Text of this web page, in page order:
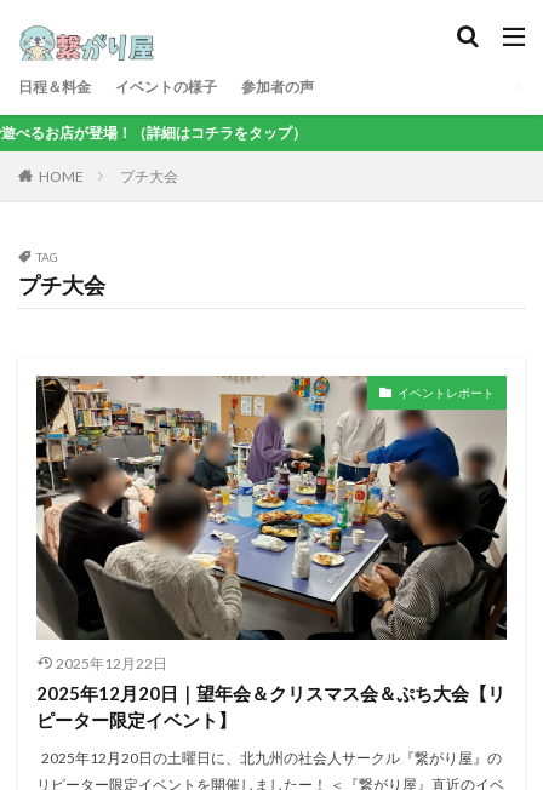
日程＆料金 イベントの様子 参加者の声
が登場！（詳細はコチラをタップ）
HOME プチ大会
TAG
プチ大会
イベントレポート
2025年12月22日
2025年12月20日｜望年会＆クリスマス会＆ぷち大会【リ
ピーター限定イベント】
2025年12月20日の土曜日に、北九州の社会人サークル『繋がり屋』の
リピーター限定イベントを開催しましたー！ ＜『繋がり屋』直近のイベ